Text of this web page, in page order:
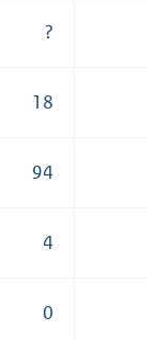
?
18
94
4
0